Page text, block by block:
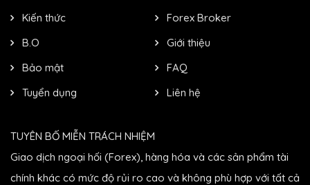
Kiến thức
Forex Broker
B.O
Giới thiệu
Bảo mật
FAQ
Tuyển dụng
Liên hệ
TUYÊN BỐ MIỄN TRÁCH NHIỆM
Giao dịch ngoại hối (Forex), hàng hóa và các sản phẩm tài
chính khác có mức độ rủi ro cao và không phù hợp với tất cả